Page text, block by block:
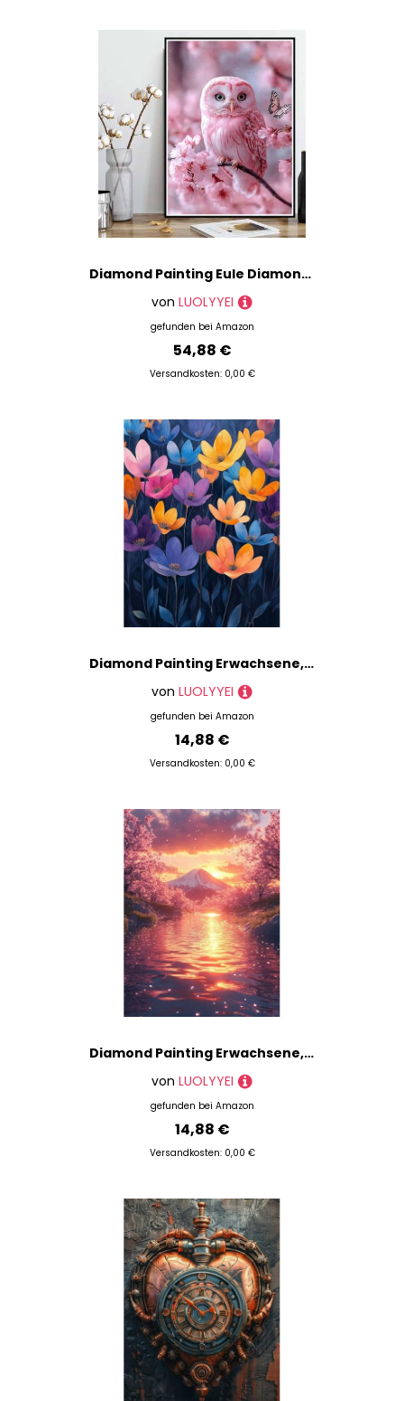
Diamond Painting Eule Diamond Painting XXL 90x120cm, 5D Crystal Art Kirschblüten Muster DIY Runden Steine Vollbohrer Mosaik Bastelset Erwachsene für Zimmer Deko Wohnzimmer, Geschenke -ly25082HW
von LUOLYYEI
gefunden bei Amazon
54,88 €
Versandkosten: 0,00 €
Diamond Painting Erwachsene, Diamond Painting Blumen Crystal Art Pflanzen Muster 5D DIY Diamant Malerei Cross Stitch Stickerei Basteln Erwachsene Set für Deko Wohnzimmer, Geschenke 30×40cm -ly25082I3
von LUOLYYEI
gefunden bei Amazon
14,88 €
Versandkosten: 0,00 €
Diamond Painting Erwachsene, Diamond Painting Vulkan Fuji Crystal Art Sonnenuntergang Muster 5D DIY Diamant Malerei Cross Stitch Stickerei Basteln Erwachsene Set für Deko Wohnzimmer 30x40cm -ly2508269
von LUOLYYEI
gefunden bei Amazon
14,88 €
Versandkosten: 0,00 €